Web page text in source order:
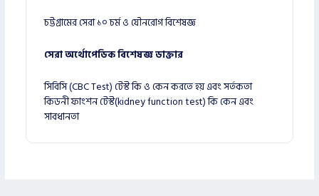
চট্টগ্রামের সেরা ১০ চর্ম ও যৌনরোগ বিশেষজ্ঞ
সেরা অর্থোপেডিক বিশেষজ্ঞ ডাক্তার
সিবিসি (CBC Test) টেস্ট কি ও কেন করতে হয় এবং সর্তকতা
কিডনী ফাংশন টেস্ট(kidney function test) কি কেন এবং
সাবধানতা